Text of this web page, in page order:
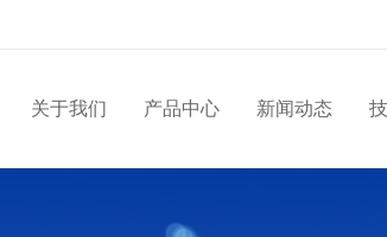
关于我们 产品中心 新闻动态